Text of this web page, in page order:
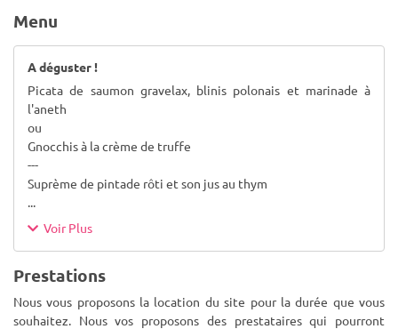
Menu
A déguster !
Picata de saumon gravelax, blinis polonais et marinade à
l'aneth
ou
Gnocchis à la crème de truffe
---
Suprème de pintade rôti et son jus au thym
...
Voir Plus
Prestations
Nous vous proposons la location du site pour la durée que vous
souhaitez. Nous vos proposons des prestataires qui pourront